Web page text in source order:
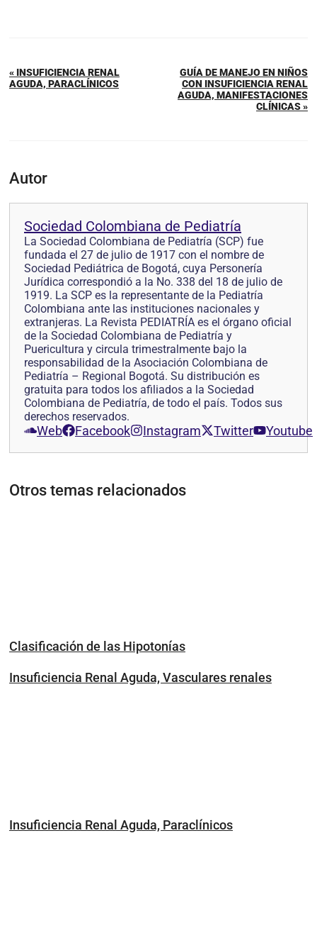
« INSUFICIENCIA RENAL
AGUDA, PARACLÍNICOS
GUÍA DE MANEJO EN NIÑOS
CON INSUFICIENCIA RENAL
AGUDA, MANIFESTACIONES
CLÍNICAS »
Autor
Sociedad Colombiana de Pediatría
La Sociedad Colombiana de Pediatría (SCP) fue
fundada el 27 de julio de 1917 con el nombre de
Sociedad Pediátrica de Bogotá, cuya Personería
Jurídica correspondió a la No. 338 del 18 de julio de
1919. La SCP es la representante de la Pediatría
Colombiana ante las instituciones nacionales y
extranjeras. La Revista PEDIATRÍA es el órgano oficial
de la Sociedad Colombiana de Pediatría y
Puericultura y circula trimestralmente bajo la
responsabilidad de la Asociación Colombiana de
Pediatría – Regional Bogotá. Su distribución es
gratuita para todos los afiliados a la Sociedad
Colombiana de Pediatría, de todo el país. Todos sus
derechos reservados.
Web Facebook Instagram Twitter Youtube
Otros temas relacionados
Clasificación de las Hipotonías
Insuficiencia Renal Aguda, Vasculares renales
Insuficiencia Renal Aguda, Paraclínicos